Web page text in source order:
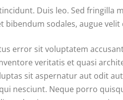
Duis leo. Sed fringilla
bibendum sodales, augue velit
error sit voluptatem
veritatis et quasi
sit aspernatur aut odit
nesciunt. Neque porro